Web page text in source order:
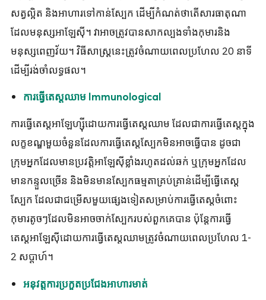
សត្វល្អិត និងអាហារទៅកាន់ស្បែក ដើម្បីកំណត់ថាតើសារធាតុណា
ដែលមនុស្សអាឡែស៊ី។ វាអាចត្រូវបានសាកល្បងទាំងកុមារនិង
មនុស្សពេញវ័យ។ វិធីសាស្រ្តនេះត្រូវចំណាយពេលប្រហែល 20 នាទី
ដើម្បីរង់ចាំលទ្ធផល។
ការធ្វើតេស្តឈាម Immunological
ការធ្វើតេស្តអាឡែហ្ស៊ីដោយការធ្វើតេស្តឈាម ដែលជាការធ្វើតេស្តក្នុង
លក្ខខណ្ឌមួយចំនួនដែលការធ្វើតេស្តស្បែកមិនអាចធ្វើបាន ដូចជា
ក្រុមអ្នកដែលមានប្រវត្តិអាឡែស៊ីខ្លាំងរហូតដល់ឆក់ ឬក្រុមអ្នកដែល
មានកន្ទួលច្រើន និងមិនមានស្បែកធម្មតាគ្រប់គ្រាន់ដើម្បីធ្វើតេស្ដ
ស្បែក ដែលជាជម្រើសមួយផ្សេងទៀតសម្រាប់ការធ្វើតេស្តចំពោះ
កុមារតូចៗដែលមិនអាចចាក់ស្បែករបស់ពួកគេបាន ប៉ុន្តែការធ្វើ
តេស្តអាឡែស៊ីដោយការធ្វើតេស្តឈាមត្រូវចំណាយពេលប្រហែល 1-
2 សប្តាហ៍។
អនុវត្តការប្រកួតប្រជែងអាហារមាត់